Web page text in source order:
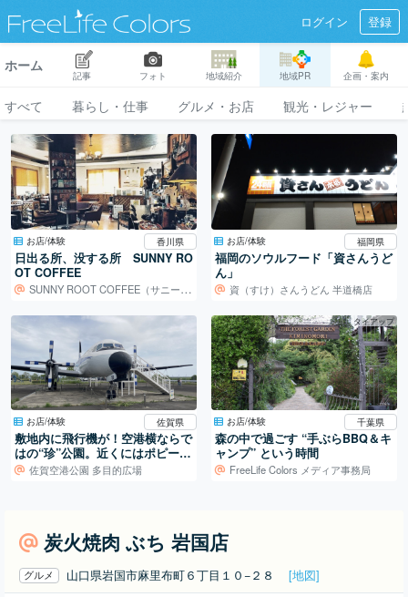
ログイン 登録
ホーム
記事 フォト 地域紹介 地域PR 企画・案内
すべて 暮らし・仕事 グルメ・お店 観光・レジャー
お店/体験 香川県
日出る所、没する所 SUNNY RO
OT COFFEE
SUNNY ROOT COFFEE（サニールートコーヒー）
お店/体験 福岡県
福岡のソウルフード「資さんうど
ん」
資（すけ）さんうどん 半道橋店
お店/体験 佐賀県
敷地内に飛行機が！空港横ならで
はの“珍”公園。近くにはポピー畑
も。佐賀空港公園 多目的広場
タイアップ
お店/体験 千葉県
森の中で過ごす “手ぶらBBQ＆キ
ャンプ” という時間
FreeLife Colors メディア事務局
炭火焼肉 ぶち 岩国店
グルメ 山口県岩国市麻里布町６丁目１０−２８ [地図]